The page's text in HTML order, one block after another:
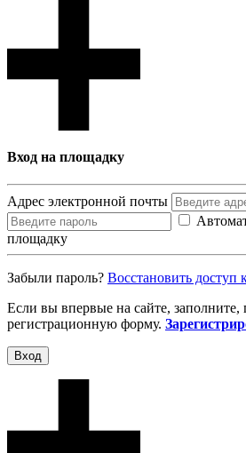
Вход на площадку
Адрес электронной почты
площадку
Забыли пароль? Восcтановить доступ
Если вы впервые на сайте, заполните,
регистрационную форму.
Вход